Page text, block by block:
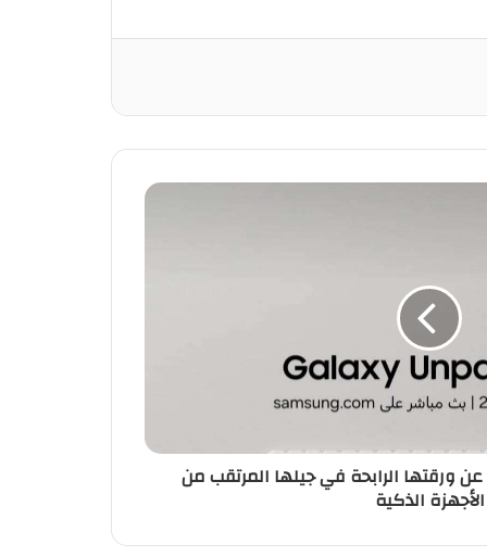
الرابحة في جيلها المرتقب من
الأجهزة الذكية